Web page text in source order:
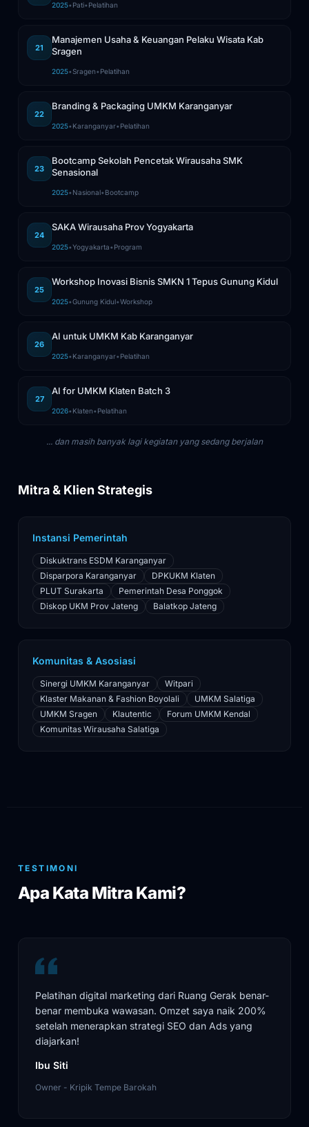
2025• Pati• Pelatihan
21
Manajemen Usaha & Keuangan Pelaku Wisata Kab
Sragen
2025•Sragen• Pelatihan
22
Branding & Packaging UMKM Karanganyar
2025• Karanganyar• Pelatihan
23
Bootcamp Sekolah Pencetak Wirausaha SMK
Senasional
2025• Nasional• Bootcamp
24
SAKA Wirausaha Prov Yogyakarta
2025•Yogyakarta• Program
25
Workshop Inovasi Bisnis SMKN 1 Tepus Gunung Kidul
2025•Gunung Kidul•Workshop
26
AI untuk UMKM Kab Karanganyar
2025• Karanganyar• Pelatihan
27
AI for UMKM Klaten Batch 3
2026• Klaten• Pelatihan
... dan masih banyak lagi kegiatan yang sedang berjalan
Mitra & Klien Strategis
Instansi Pemerintah
Diskuktrans ESDM Karanganyar
Disparpora Karanganyar
DPKUKM Klaten
PLUT Surakarta
Pemerintah Desa Ponggok
Diskop UKM Prov Jateng
Balatkop Jateng
Komunitas & Asosiasi
Sinergi UMKM Karanganyar
Witpari
Klaster Makanan & Fashion Boyolali
UMKM Salatiga
UMKM Sragen
Klautentic
Forum UMKM Kendal
Komunitas Wirausaha Salatiga
TESTIMONI
Apa Kata Mitra Kami?
Pelatihan digital marketing dari Ruang Gerak benar-
benar membuka wawasan. Omzet saya naik 200%
setelah menerapkan strategi SEO dan Ads yang
diajarkan!
Ibu Siti
Owner - Kripik Tempe Barokah